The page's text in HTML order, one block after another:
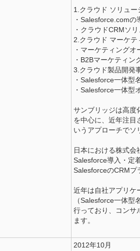
1.クラウド ソリュー
・Salesforce.com
・クラウドCRMソ
2.クラウド マーケテ
・マーケティング
・B2Bマーケティ
3.クラウド製品開発
・Salesforce一体型
・Salesforce一体型
サンブリッジは高度
を中心に、近年注目
いうアプローチでソ
日本における株式会
Salesforce導入・定
SalesforceのCRMプ
近年は自社アプリケ
（Salesforce一体
行っており、コンサ
ます。
2012年10月